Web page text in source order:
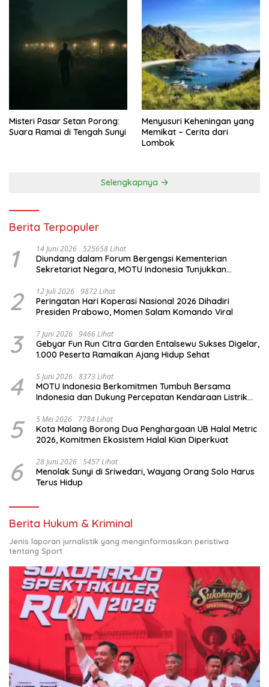
Misteri Pasar Setan Porong:
Suara Ramai di Tengah Sunyi
Menyusuri Keheningan yang
Memikat – Cerita dari
Lombok
Selengkapnya
Berita Terpopuler
1 14 Juni 2026 525658 Lihat
Diundang dalam Forum Bergengsi Kementerian
Sekretariat Negara, MOTU Indonesia Tunjukkan
2 12 Juli 2026 9872 Lihat
Peringatan Hari Koperasi Nasional 2026 Dihadiri
Presiden Prabowo, Momen Salam Komando Viral
3 7 Juni 2026 9466 Lihat
Gebyar Fun Run Citra Garden Entalsewu Sukses Digelar,
1.000 Peserta Ramaikan Ajang Hidup Sehat
4 5 Juni 2026 8373 Lihat
MOTU Indonesia Berkomitmen Tumbuh Bersama
Indonesia dan Dukung Percepatan Kendaraan Listrik
5 5 Mei 2026 7784 Lihat
Kota Malang Borong Dua Penghargaan UB Halal Metric
2026, Komitmen Ekosistem Halal Kian Diperkuat
6 28 Juni 2026 5457 Lihat
Menolak Sunyi di Sriwedari, Wayang Orang Solo Harus
Terus Hidup
Berita Hukum & Kriminal
Jenis laporan jurnalistik yang menginformasikan peristiwa
tentang Sport